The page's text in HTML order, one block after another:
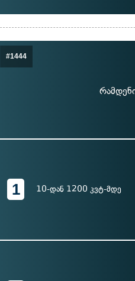
#1444
1 10-დან 1200 კვტ-მდე